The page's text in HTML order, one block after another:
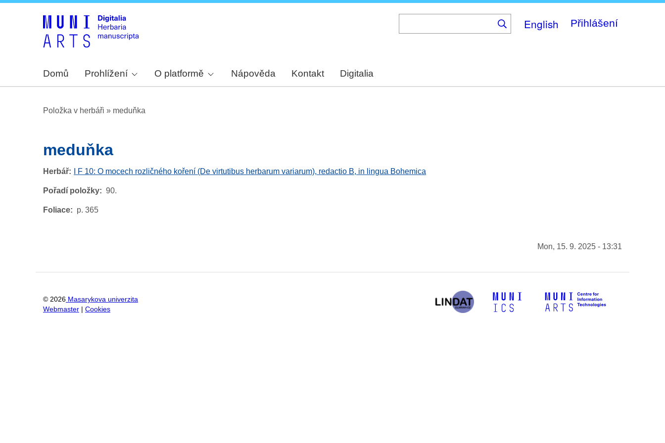
English Přihlášení
Domů Prohlížení O platformě Nápověda Kontakt Digitalia
Položka v herbáři » meduňka
meduňka
Herbář I F 10: O mocech rozličného koření (De virtutibus herbarum variarum), redactio B, in lingua Bohemica
Pořadí položky 90.
Foliace p. 365
Mon, 15. 9. 2025 - 13:31
© 2026 Masarykova univerzita
Webmaster
Cookies